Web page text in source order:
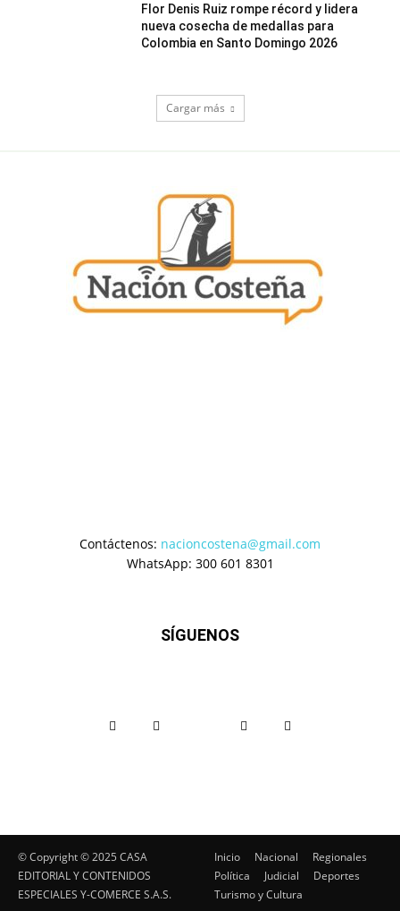
Flor Denis Ruiz rompe récord y lidera
nueva cosecha de medallas para
Colombia en Santo Domingo 2026
Cargar más
Contáctenos: nacioncostena@gmail.com
WhatsApp: 300 601 8301
SÍGUENOS
© Copyright ©️ 2025 CASA
EDITORIAL Y CONTENIDOS
ESPECIALES Y-COMERCE S.A.S.
Inicio Nacional
Regionales
Política
Judicial
Deportes
Turismo y Cultura